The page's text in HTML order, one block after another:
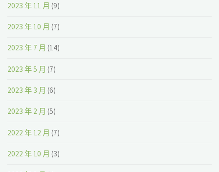
2023 年 11 月 (9)
2023 年 10 月 (7)
2023 年 7 月 (14)
2023 年 5 月 (7)
2023 年 3 月 (6)
2023 年 2 月 (5)
2022 年 12 月 (7)
2022 年 10 月 (3)